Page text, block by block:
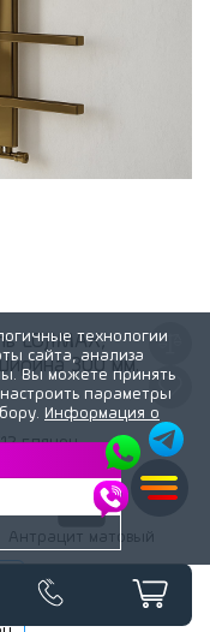
LOJIMAX,
300 мм.
глянец
Антрацит матовый
технологии
сайта, анализа
Вы можете принять
параметры
Информация о